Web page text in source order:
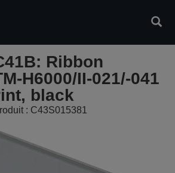
Ribbon
H6000/II-021/-041
black
: C43S015381